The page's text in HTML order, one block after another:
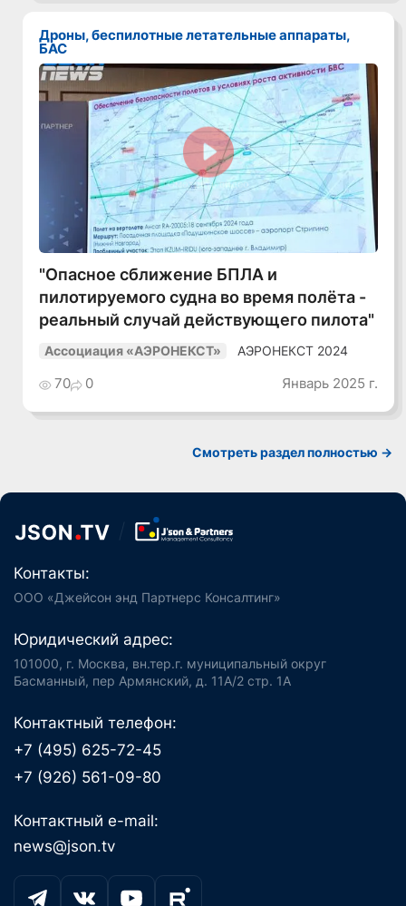
Дроны, беспилотные летательные аппараты,
БАС
Смотреть видео
"Опасное сближение БПЛА и
пилотируемого судна во время полёта -
реальный случай действующего пилота"
Ассоциация «АЭРОНЕКСТ» АЭРОНЕКСТ 2024
70 0 Январь 2025 г.
Смотреть раздел полностью ->
Контакты:
ООО «Джейсон энд Партнерс Консалтинг»
Юридический адрес:
101000, г. Москва, вн.тер.г. муниципальный округ
Басманный, пер Армянский, д. 11А/2 стр. 1А
Контактный телефон:
+7 (495) 625-72-45
+7 (926) 561-09-80
Контактный e-mail:
news@json.tv